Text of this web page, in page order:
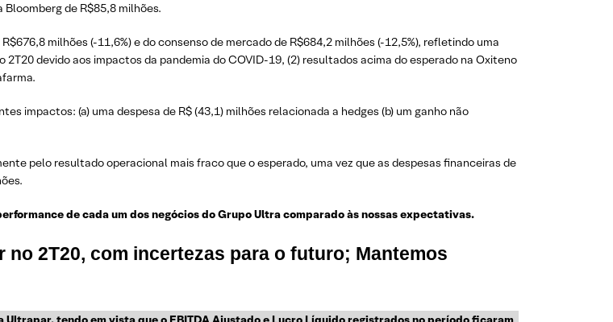
de R$85,8 milhões.
milhões (-11,6%) e do consenso de mercado de R$684,2 milhões (-12,5%), refletindo uma
devido aos impactos da pandemia do COVID-19, (2) resultados acima do esperado na Oxiteno
impactos: (a) uma despesa de R$ (43,1) milhões relacionada a hedges (b) um ganho não
pelo resultado operacional mais fraco que o esperado, uma vez que as despesas financeiras de
de cada um dos negócios do Grupo Ultra comparado às nossas expectativas.
2T20, com incertezas para o futuro; Mantemos